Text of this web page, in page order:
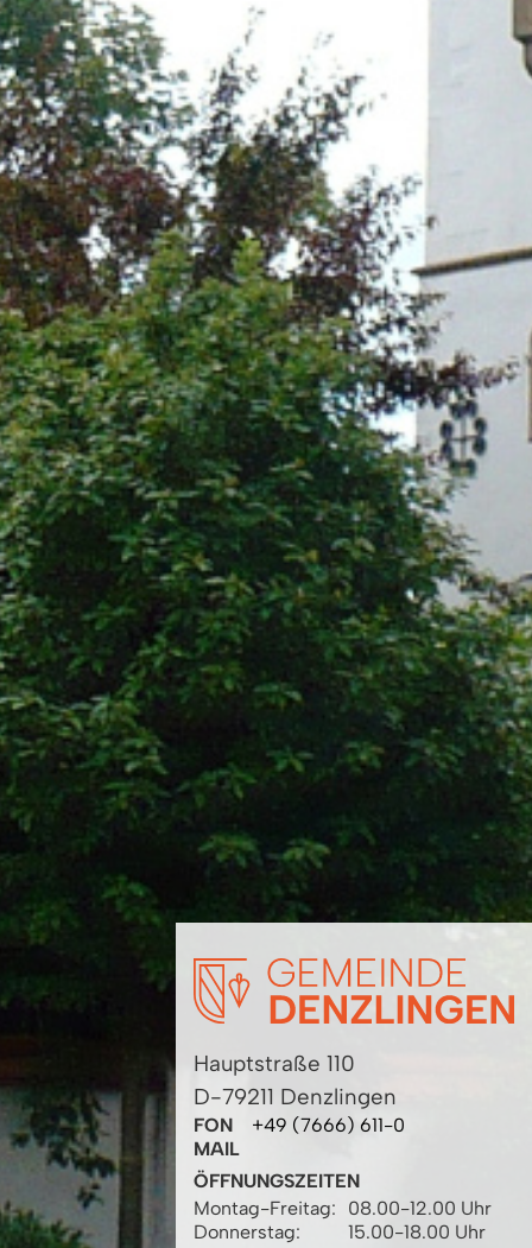
Hauptstraße 110
D-79211 Denzlingen
FON
+49 (7666) 611-0
MAIL
ÖFFNUNGSZEITEN
Montag-Freitag:
08.00-12.00 Uhr
Donnerstag:
15.00-18.00 Uhr